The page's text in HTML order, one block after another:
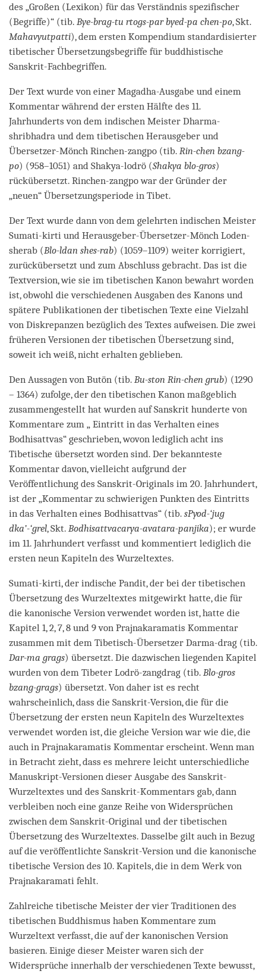
des „Großen (Lexikon) für das Verständnis spezifischer
(Begriffe)“ (tib. Bye-brag-tu rtogs-par byed-pa chen-po, Skt.
Mahavyutpatti), dem ersten Kompendium standardisierter
tibetischer Übersetzungsbegriffe für buddhistische
Sanskrit-Fachbegriffen.
Der Text wurde von einer Magadha-Ausgabe und einem
Kommentar während der ersten Hälfte des 11.
Jahrhunderts von dem indischen Meister Dharma-
shribhadra und dem tibetischen Herausgeber und
Übersetzer-Mönch Rinchen-zangpo (tib. Rin-chen bzang-
po) (958–1051) and Shakya-lodrö (Shakya blo-gros)
rückübersetzt. Rinchen-zangpo war der Gründer der
„neuen“ Übersetzungsperiode in Tibet.
Der Text wurde dann von dem gelehrten indischen Meister
Sumati-kirti und Herausgeber-Übersetzer-Mönch Loden-
sherab (Blo-ldan shes-rab) (1059–1109) weiter korrigiert,
zurückübersetzt und zum Abschluss gebracht. Das ist die
Textversion, wie sie im tibetischen Kanon bewahrt worden
ist, obwohl die verschiedenen Ausgaben des Kanons und
spätere Publikationen der tibetischen Texte eine Vielzahl
von Diskrepanzen bezüglich des Textes aufweisen. Die zwei
früheren Versionen der tibetischen Übersetzung sind,
soweit ich weiß, nicht erhalten geblieben.
Den Aussagen von Butön (tib. Bu-ston Rin-chen grub) (1290
– 1364) zufolge, der den tibetischen Kanon maßgeblich
zusammengestellt hat wurden auf Sanskrit hunderte von
Kommentare zum „ Eintritt in das Verhalten eines
Bodhisattvas“ geschrieben, wovon lediglich acht ins
Tibetische übersetzt worden sind. Der bekannteste
Kommentar davon, vielleicht aufgrund der
Veröffentlichung des Sanskrit-Originals im 20. Jahrhundert,
ist der „Kommentar zu schwierigen Punkten des Eintritts
in das Verhalten eines Bodhisattvas“ (tib. sPyod-‘jug
dka’-‘grel, Skt. Bodhisattvacarya-avatara-panjika); er wurde
im 11. Jahrhundert verfasst und kommentiert lediglich die
ersten neun Kapiteln des Wurzeltextes.
Sumati-kirti, der indische Pandit, der bei der tibetischen
Übersetzung des Wurzeltextes mitgewirkt hatte, die für
die kanonische Version verwendet worden ist, hatte die
Kapitel 1, 2, 7, 8 und 9 von Prajnakaramatis Kommentar
zusammen mit dem Tibetisch-Übersetzer Darma-drag (tib.
Dar-ma grags) übersetzt. Die dazwischen liegenden Kapitel
wurden von dem Tibeter Lodrö-zangdrag (tib. Blo-gros
bzang-grags) übersetzt. Von daher ist es recht
wahrscheinlich, dass die Sanskrit-Version, die für die
Übersetzung der ersten neun Kapiteln des Wurzeltextes
verwendet worden ist, die gleiche Version war wie die, die
auch in Prajnakaramatis Kommentar erscheint. Wenn man
in Betracht zieht, dass es mehrere leicht unterschiedliche
Manuskript-Versionen dieser Ausgabe des Sanskrit-
Wurzeltextes und des Sanskrit-Kommentars gab, dann
verbleiben noch eine ganze Reihe von Widersprüchen
zwischen dem Sanskrit-Original und der tibetischen
Übersetzung des Wurzeltextes. Dasselbe gilt auch in Bezug
auf die veröffentlichte Sanskrit-Version und die kanonische
tibetische Version des 10. Kapitels, die in dem Werk von
Prajnakaramati fehlt.
Zahlreiche tibetische Meister der vier Traditionen des
tibetischen Buddhismus haben Kommentare zum
Wurzeltext verfasst, die auf der kanonischen Version
basieren. Einige dieser Meister waren sich der
Widersprüche innerhalb der verschiedenen Texte bewusst,